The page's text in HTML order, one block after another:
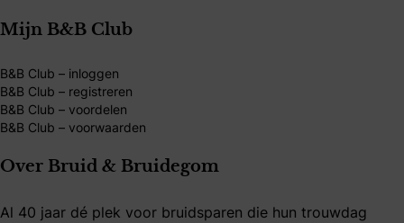
Mijn B&B Club
B&B Club – inloggen
B&B Club – registreren
B&B Club – voordelen
B&B Club – voorwaarden
Over Bruid & Bruidegom
Al 40 jaar dé plek voor bruidsparen die hun trouwdag